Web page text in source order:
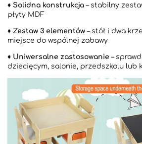
♦️ Solidna konstrukcja – stabilny
płyty MDF
♦️ Zestaw 3 elementów – stół i dwa
miejsce do wspólnej zabawy
♦️ Uniwersalne zastosowanie –
dziecięcym, salonie, przedszkolu lub